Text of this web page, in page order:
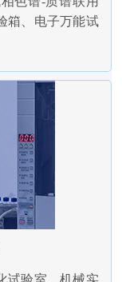
箱、电子万能试